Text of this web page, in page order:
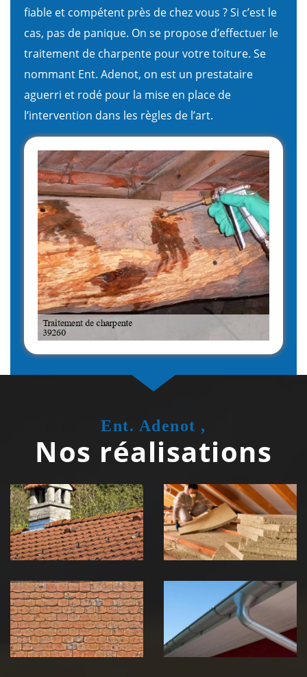
fiable et compétent près de chez vous ? Si c’est le
cas, pas de panique. On se propose d’effectuer le
traitement de charpente pour votre toiture. Se
nommant Ent. Adenot, on est un prestataire
aguerri et rodé pour la mise en place de
l’intervention dans les règles de l’art.
Ent. Adenot ,
Nos réalisations
Couvreur
zingueur 39
Jura
Isolation de
toiture 39
Jura
démoussage de
toiture 39
Jura
pose de
gouttière 39
Jura